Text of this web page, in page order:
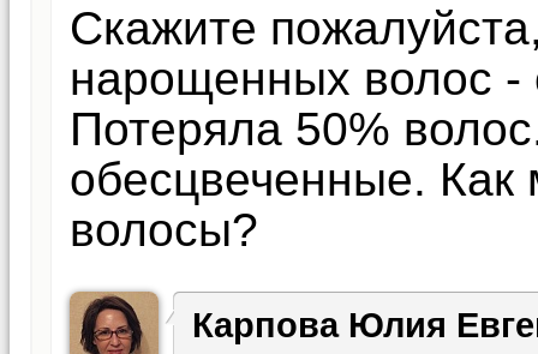
Скажите
нарощенных волос -
Потеряла 50%
обесцвеченные. Как
волосы?
Карпова Юлия